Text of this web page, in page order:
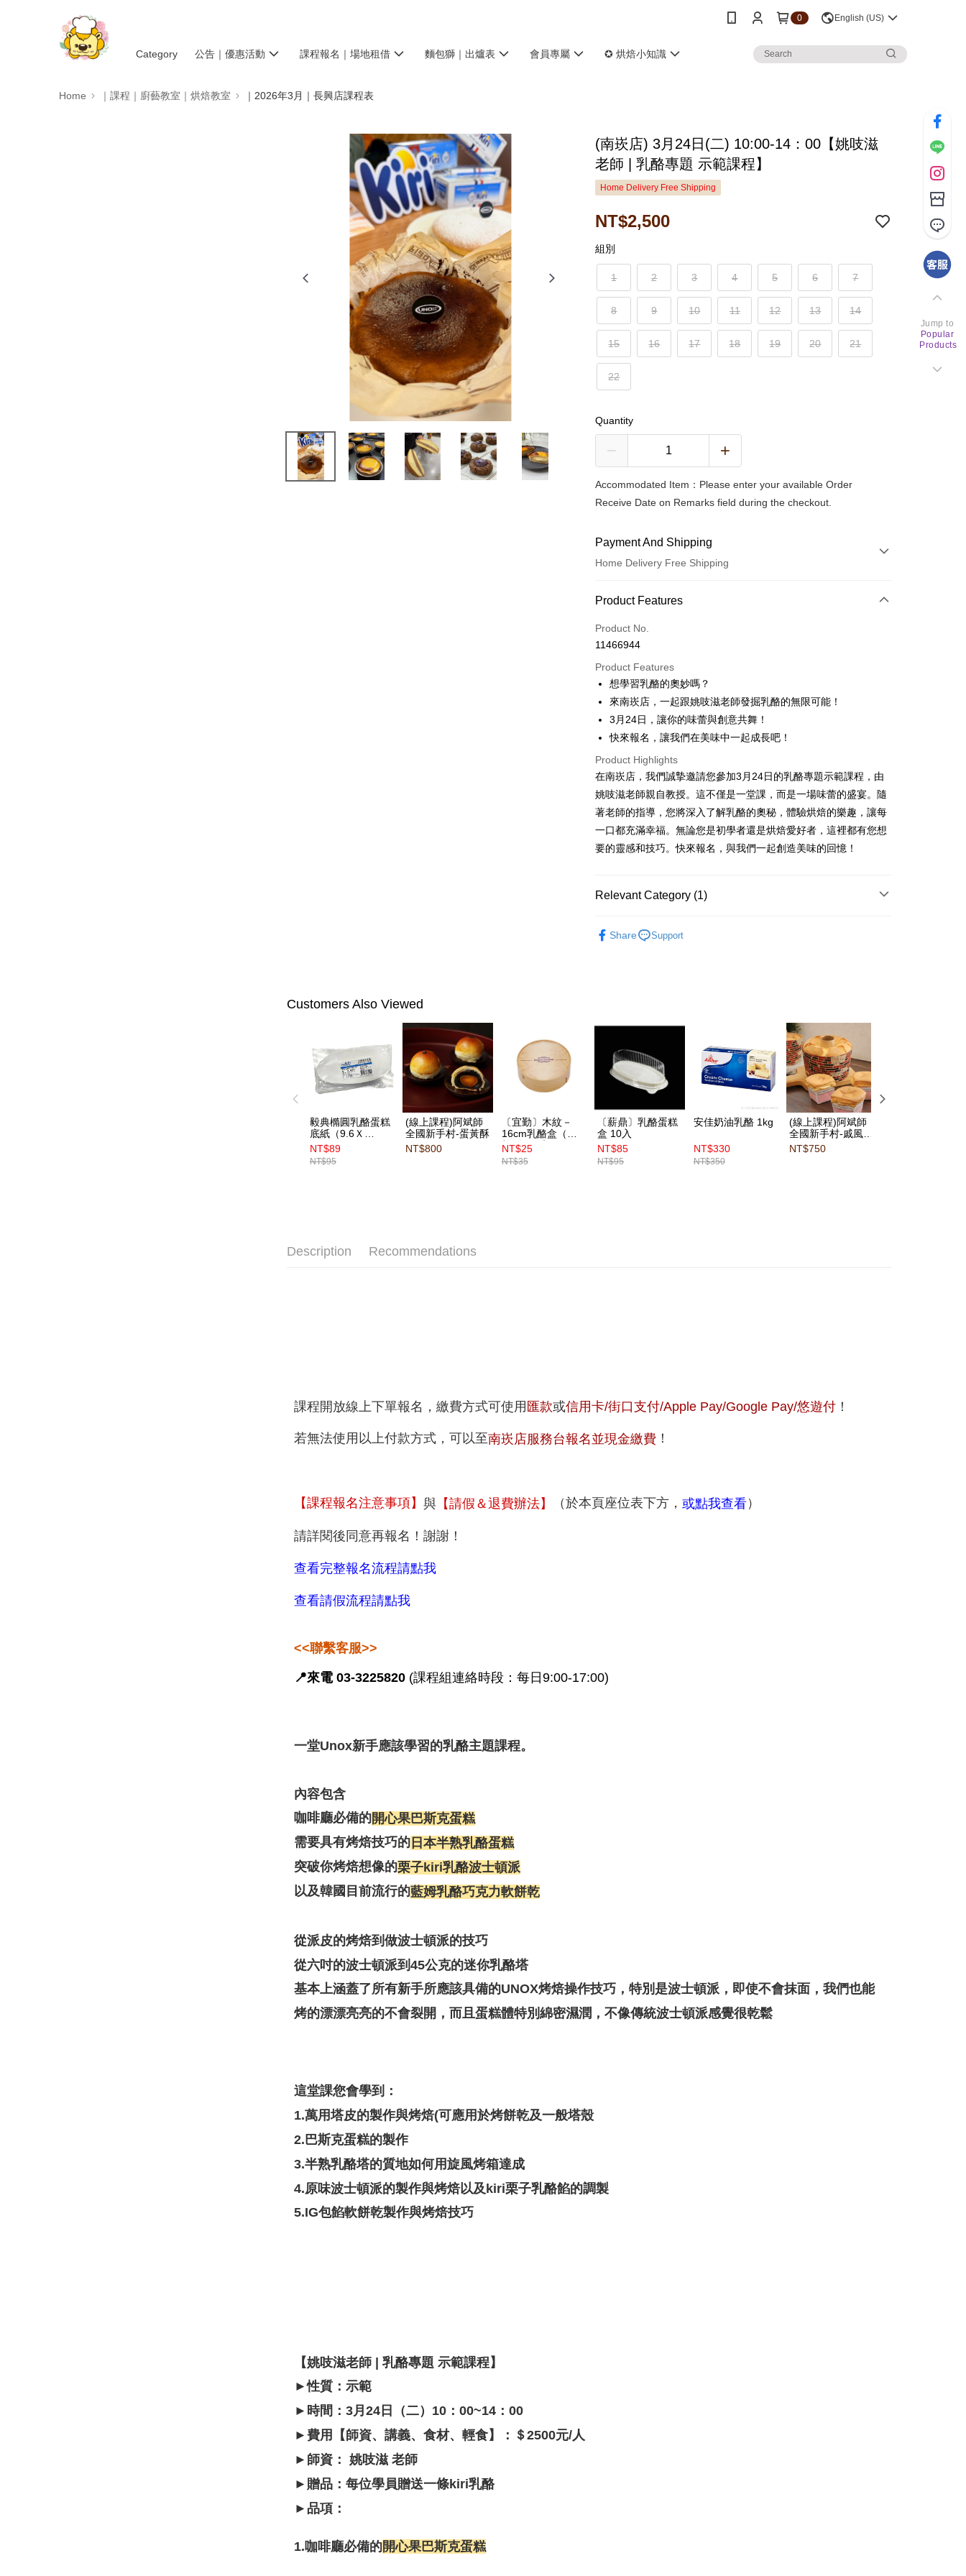
0 English (US)
Category 公告｜優惠活動 課程報名｜場地租借 麵包獅｜出爐表 會員專屬 ✪ 烘焙小知識
Home ｜課程｜廚藝教室｜烘焙教室 ｜2026年3月｜長興店課程表
(南崁店) 3月24日(二) 10:00-14：00【姚吱滋
老師 | 乳酪專題 示範課程】
Home Delivery Free Shipping
NT$2,500
組別
1 2 3 4 5 6 7
8 9 10 11 12 13 14
15 16 17 18 19 20 21
22
Quantity
Accommodated Item：Please enter your available Order
Receive Date on Remarks field during the checkout.
Payment And Shipping
Home Delivery Free Shipping
Payment Method
Credit Card (Full Payment)
LINE Pay
Apple Pay
Easy Wallet
Plus Pay
ATM Transfer
Shipping Method
常溫宅配-(限重20kg以下)
課程報名
Product Features
Product No.
11466944
Product Features
想學習乳酪的奧妙嗎？
來南崁店，一起跟姚吱滋老師發掘乳酪的無限可能！
3月24日，讓你的味蕾與創意共舞！
快來報名，讓我們在美味中一起成長吧！
Product Highlights
在南崁店，我們誠摯邀請您參加3月24日的乳酪專題示範課程，由
姚吱滋老師親自教授。這不僅是一堂課，而是一場味蕾的盛宴。隨
著老師的指導，您將深入了解乳酪的奧秘，體驗烘焙的樂趣，讓每
一口都充滿幸福。無論您是初學者還是烘焙愛好者，這裡都有您想
要的靈感和技巧。快來報名，與我們一起創造美味的回憶！
Relevant Category (1)
Share
Support
Customers Also Viewed
毅典橢圓乳酪蛋糕
底紙（9.6Ｘ
21cm）200張
NT$89
NT$95
(線上課程)阿斌師
全國新手村-蛋黃酥
NT$800
〔宜勤〕木紋－
16cm乳酪盒（附
棉紙） 1入
NT$25
NT$35
〔薪鼎〕乳酪蛋糕
盒 10入
NT$85
NT$95
安佳奶油乳酪 1kg
NT$330
NT$350
(線上課程)阿斌師
全國新手村-戚風蛋
糕
NT$750
Description Recommendations
課程開放線上下單報名，繳費方式可使用 匯款或信用卡/街口支付/Apple Pay/Google Pay/悠遊付 ！
若無法使用以上付款方式，可以至南崁店服務台報名並現金繳費 ！
【課程報名注意事項】與 【請假＆退費辦法】 （於本頁座位表下方，或點我查看）
請詳閱後同意再報名！謝謝！
查看完整報名流程請點我
查看請假流程請點我
<<聯繫客服>>
📍來電 03-3225820 (課程組連絡時段：每日9:00-17:00)
一堂Unox新手應該學習的乳酪主題課程。
內容包含
咖啡廳必備的開心果巴斯克蛋糕
需要具有烤焙技巧的 日本半熟乳酪蛋糕
突破你烤焙想像的栗子kiri乳酪波士頓派
以及韓國目前流行的藍姆乳酪巧克力軟餅乾
從派皮的烤焙到做波士頓派的技巧
從六吋的波士頓派到45公克的迷你乳酪塔
基本上涵蓋了所有新手所應該具備的UNOX烤焙操作技巧，特別是波士頓派，即使不會抹面，我們也能
烤的漂漂亮亮的不會裂開，而且蛋糕體特別綿密濕潤，不像傳統波士頓派感覺很乾鬆
這堂課您會學到 ：
1.萬用塔皮的製作與烤焙(可應用於烤餅乾及一般塔殼
2.巴斯克蛋糕的製作
3.半熟乳酪塔的質地如何用旋風烤箱達成
4.原味波士頓派的製作與烤焙以及kiri栗子乳酪餡的調製
5.IG包餡軟餅乾製作與烤焙技巧
【姚吱滋老師 | 乳酪專題 示範課程】
►性質：示範
►時間：3月24日（二）10：00~14：00
►費用【師資、講義、食材、輕食】：＄2500元/人
►師資： 姚吱滋 老師
►贈品：每位學員贈送一條kiri乳酪
►品項 ：
1.咖啡廳必備的開心果巴斯克蛋糕
Jump to
Popular
Products